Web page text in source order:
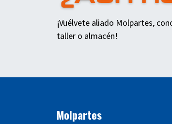
¡Vuélvete aliado Molpartes,
taller o almacén!
Molpartes